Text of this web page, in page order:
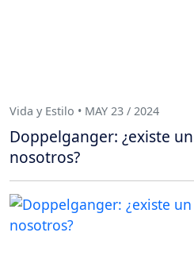
Vida y Estilo • MAY 23 / 2024
Doppelganger: ¿existe
nosotros?